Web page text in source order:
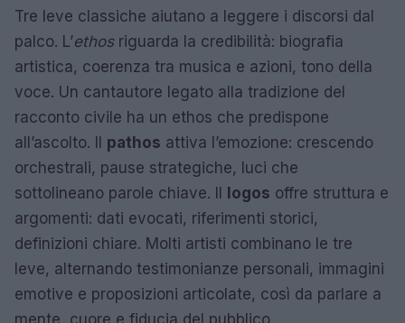
Tre leve classiche aiutano a leggere i discorsi dal
palco. L’ethosriguarda la credibilità: biografia
artistica, coerenza tra musica e azioni, tono della
voce. Un cantautore legato alla tradizione del
racconto civile ha un ethos che predispone
all’ascolto. Il pathos attiva l’emozione: crescendo
orchestrali, pause strategiche, luci che
sottolineano parole chiave. Il
logos offre struttura e
argomenti: dati evocati, riferimenti storici,
definizioni chiare. Molti artisti combinano le tre
leve, alternando testimonianze personali, immagini
emotive e proposizioni articolate, così da parlare a
mente, cuore e fiducia del pubblico.